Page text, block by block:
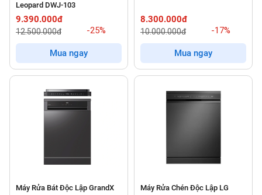
Leopard DWJ-103
9.390.000đ
12.500.000đ -25%
Mua ngay
8.300.000đ
10.000.000đ -17%
Mua ngay
Máy Rửa Bát Độc Lập GrandX
Máy Rửa Chén Độc Lập LG